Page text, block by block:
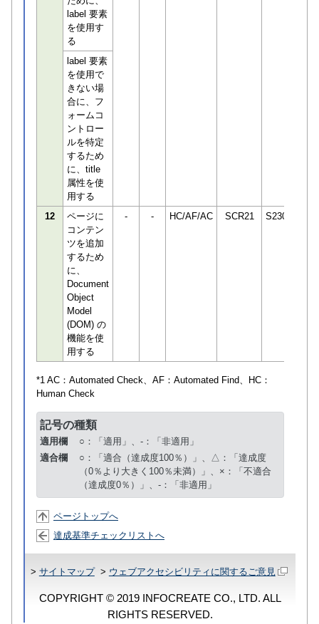
label 要素
を使用す
る
label 要素
を使用で
きない場
合に、フ
ォームコ
ントロー
ルを特定
するため
に、title
属性を使
用する
12
ページに
コンテン
ツを追加
するため
に、
Document
Object
Model
(DOM) の
機能を使
用する
- - HC/AF/AC SCR21 S230850
*1 AC： Automated Check、AF： Automated Find、HC：
Human Check
記号の種類
適用欄
○：「適用」、-：「非適用」
適合欄
○：「適合（達成度100％）」、△：「達成度
（0％より大きく100％未満）」、×：「不適合
（達成度0％）」、-：「非適用」
ページトップへ
達成基準チェックリストへ
> サイトマップ> ウェブアクセシビリティに関するご意見
COPYRIGHT © 2019 INFOCREATE CO., LTD. ALL
RIGHTS RESERVED.